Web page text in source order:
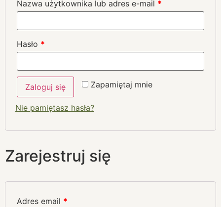
Nazwa użytkownika lub adres e-mail *
Hasło *
Zapamiętaj mnie
Zaloguj się
Nie pamiętasz hasła?
Zarejestruj się
Adres email *